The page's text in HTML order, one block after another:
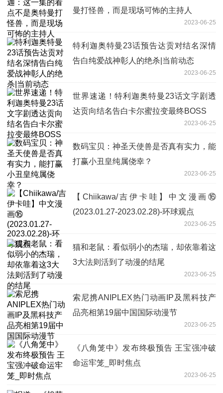
曼打怪兽，而是现场可怖的主持人
2023-06-25
特利迦奥特曼23话预告达贡对结名深情
告白纯爱战神彰人的绝杀|当前动态
2023-06-25
世界速递！特利迦奥特曼23话文字剧透
达贡向结名告白卡尔蜜拉变最终BOSS
2023-06-25
数码宝贝：神圣天使兽是否真有实力，能
打赢小丑皇纯属侥幸？
2023-06-25
【Chiikawa/吉伊卡哇】中文漫画⑯
(2023.01.27-2023.02.28)-环球观点
2023-06-25
猫和老鼠：看似弱小的杰瑞，却依靠着这
3大法则活到了动漫的结尾
2023-06-25
索尼携ANIPLEX热门动画IP及黑科技产
品亮相第19届中国国际动漫节
2023-06-25
《八角笼中》发布终极预告 王宝强冲破
命运牢笼_即时焦点
2023-06-25